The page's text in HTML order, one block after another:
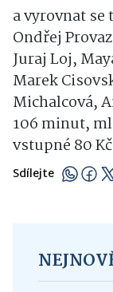
a vyrovnat se
Ondřej
Juraj Loj,
Marek
Michalcová,
106 minut,
vstupné 80 Kč
Sdílejte